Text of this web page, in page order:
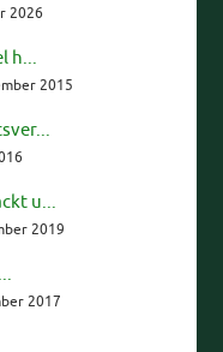
2026
h...
2015
u...
2019
2017